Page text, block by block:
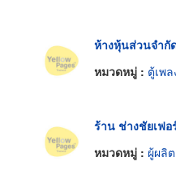
ห้างหุ้นส่วนจำกั
หมวดหมู่ : ตู้เพล
ร้าน ช่างชัยเฟอ
หมวดหมู่ : ผู้ผลิ